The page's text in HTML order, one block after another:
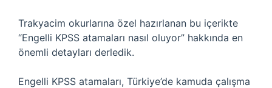
Trakyacim okurlarına özel hazırlanan bu içerikte
“Engelli KPSS atamaları nasıl oluyor” hakkında en
önemli detayları derledik.
Engelli KPSS atamaları, Türkiye’de kamuda çalışma